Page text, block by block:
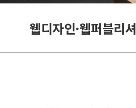
웹디자인·웹퍼블리셔